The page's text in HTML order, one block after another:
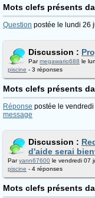
Mots clefs présents
Question postée le lundi 26
Discussion :
Parmegawario688 le
piscine - 3 réponses
Mots clefs présents
Réponse postée le
message
Discussion :
d'aide serai
Paryann67600 le vendredi 07
piscine - 4 réponses
Mots clefs présents